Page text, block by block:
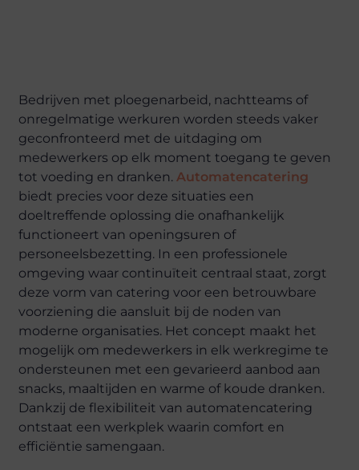
Bedrijven met ploegenarbeid, nachtteams of
onregelmatige werkuren worden steeds vaker
geconfronteerd met de uitdaging om
medewerkers op elk moment toegang te geven
tot voeding en dranken. Automatencatering
biedt precies voor deze situaties een
doeltreffende oplossing die onafhankelijk
functioneert van openingsuren of
personeelsbezetting. In een professionele
omgeving waar continuïteit centraal staat, zorgt
deze vorm van catering voor een betrouwbare
voorziening die aansluit bij de noden van
moderne organisaties. Het concept maakt het
mogelijk om medewerkers in elk werkregime te
ondersteunen met een gevarieerd aanbod aan
snacks, maaltijden en warme of koude dranken.
Dankzij de flexibiliteit van automatencatering
ontstaat een werkplek waarin comfort en
efficiëntie samengaan.